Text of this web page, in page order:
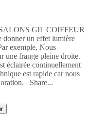
GIL COIFFEUR
donner un effet lumière
exemple, Nous
une frange pleine droite.
éclairée continuellement
est rapide car nous
Share...